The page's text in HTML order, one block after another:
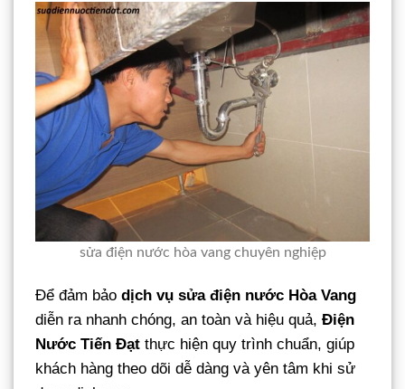
sửa điện nước hòa vang chuyên nghiệp
Để đảm bảo dịch vụ sửa điện nước Hòa Vang
diễn ra nhanh chóng, an toàn và hiệu quả, Điện
Nước Tiến Đạt thực hiện quy trình chuẩn, giúp
khách hàng theo dõi dễ dàng và yên tâm khi sử